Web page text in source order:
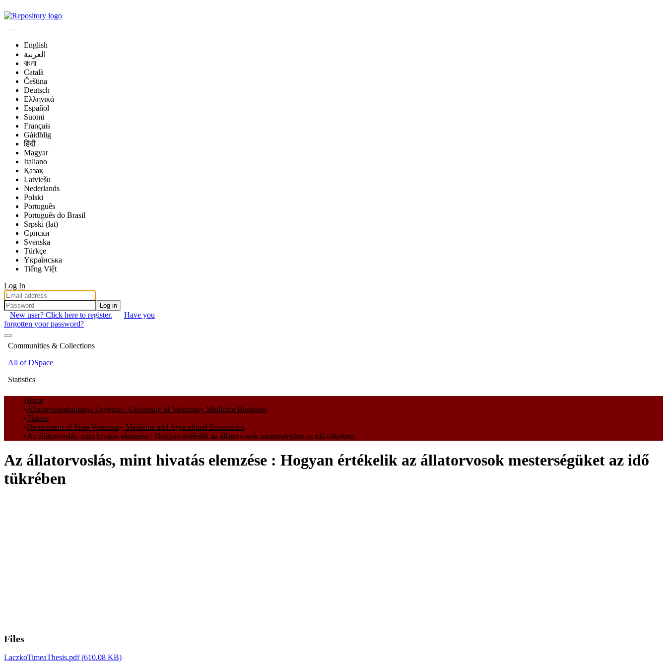
English
العربية
বাংলা
Català
Čeština
Deutsch
Ελληνικά
Español
Suomi
Français
Gàidhlig
हिंदी
Magyar
Italiano
Қазақ
Latviešu
Nederlands
Polski
Português
Português do Brasil
Srpski (lat)
Српски
Svenska
Türkçe
Yкраї́нська
Tiếng Việt
Log In
Log in
New user? Click here to register.
Have you
forgotten your password?
Communities & Collections
All of DSpace
Statistics
Home
Állatorvostudományi Egyetem / University of Veterinary Medicine Budapest
Theses
Department of State Veterinary Medicine and Agricultural Economics
Az állatorvoslás, mint hivatás elemzése : Hogyan értékelik az állatorvosok mesterségüket az idő tükrében
Az állatorvoslás, mint hivatás elemzése : Hogyan értékelik az állatorvosok mesterségüket az idő
tükrében
Files
LaczkoTimeaThesis.pdf(610.08 KB)